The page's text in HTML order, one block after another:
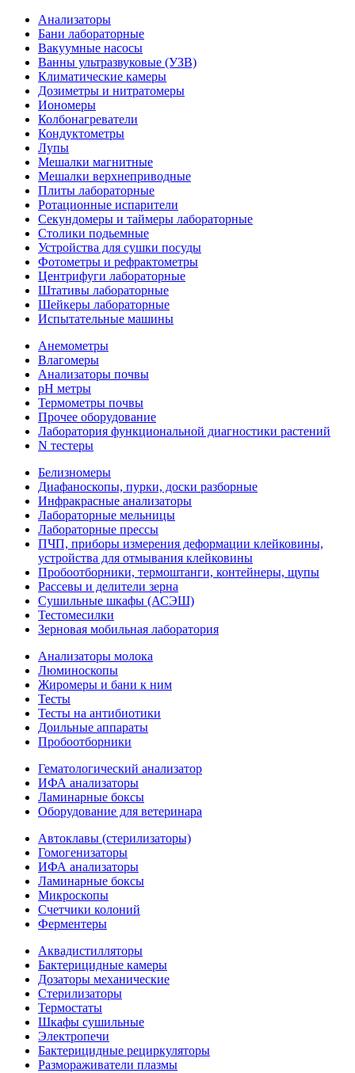
Анализаторы
Бани лабораторные
Вакуумные насосы
Ванны ультразвуковые (УЗВ)
Климатические камеры
Дозиметры и нитратомеры
Иономеры
Колбонагреватели
Кондуктометры
Лупы
Мешалки магнитные
Мешалки верхнеприводные
Плиты лабораторные
Ротационные испарители
Секундомеры и таймеры лабораторные
Столики подьемные
Устройства для сушки посуды
Фотометры и рефрактометры
Центрифуги лабораторные
Штативы лабораторные
Шейкеры лабораторные
Испытательные машины
Анемометры
Влагомеры
Анализаторы почвы
pH метры
Термометры почвы
Прочее оборудование
Лаборатория функциональной диагностики растений
N тестеры
Белизномеры
Диафаноскопы, пурки, доски разборные
Инфракрасные анализаторы
Лабораторные мельницы
Лабораторные прессы
ПЧП, приборы измерения деформации клейковины,
устройства для отмывания клейковины
Пробоотборники, термоштанги, контейнеры, щупы
Рассевы и делители зерна
Сушильные шкафы (АСЭШ)
Тестомесилки
Зерновая мобильная лаборатория
Анализаторы молока
Люминоскопы
Жиромеры и бани к ним
Тесты
Тесты на антибиотики
Доильные аппараты
Пробоотборники
Гематологический анализатор
ИФА анализаторы
Ламинарные боксы
Оборудование для ветеринара
Автоклавы (стерилизаторы)
Гомогенизаторы
ИФА анализаторы
Ламинарные боксы
Микроскопы
Счетчики колоний
Ферментеры
Аквадистилляторы
Бактерицидные камеры
Дозаторы механические
Стерилизаторы
Термостаты
Шкафы сушильные
Электропечи
Бактерицидные рециркуляторы
Размораживатели плазмы